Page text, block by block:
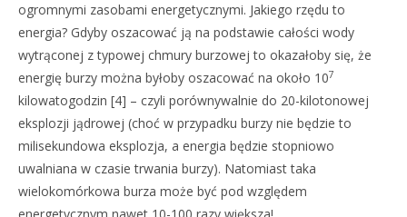
ogromnymi zasobami energetycznymi. Jakiego rzędu to
energia? Gdyby oszacować ją na podstawie całości wody
wytrąconej z typowej chmury burzowej to okazałoby się, że
energię burzy można byłoby oszacować na około 107
kilowatogodzin [4] – czyli porównywalnie do 20-kilotonowej
eksplozji jądrowej (choć w przypadku burzy nie będzie to
milisekundowa eksplozja, a energia będzie stopniowo
uwalniana w czasie trwania burzy). Natomiast taka
wielokomórkowa burza może być pod względem